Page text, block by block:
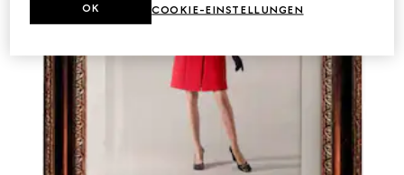
COOKIE-EINSTELLUNGEN
OK